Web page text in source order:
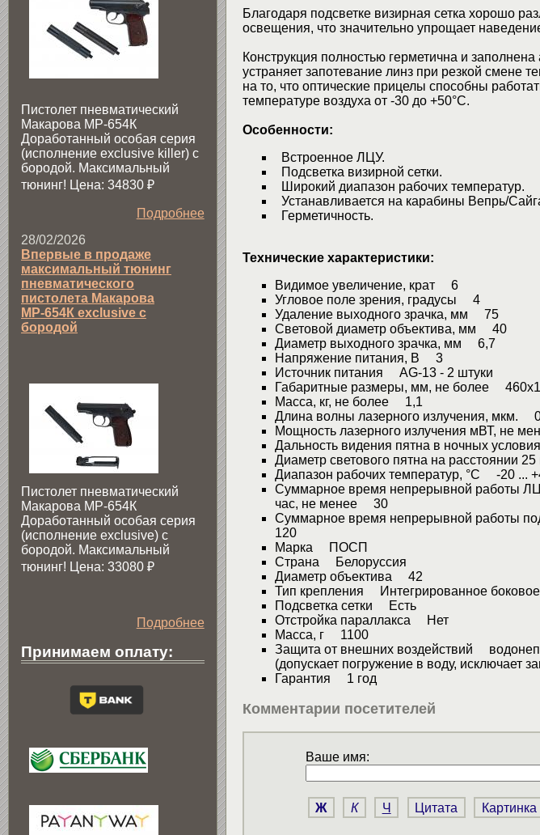
Благодаря подсветке визирная сетка хорошо
освещения, что значительно упрощает
Конструкция полностью герметична и
устраняет запотевание линз при резкой смене
на то, что оптические прицелы способны
температуре воздуха от -30 до +50°С.
Особенности:
Встроенное ЛЦУ.
Подсветка визирной сетки.
Широкий диапазон рабочих температур.
Устанавливается на карабины Вепрь/
Герметичность.
Технические характеристики:
Видимое увеличение, крат 6
Угловое поле зрения, градусы 4
Удаление выходного зрачка, мм 75
Световой диаметр объектива, мм 40
Диаметр выходного зрачка, мм 6,7
Напряжение питания, В 3
Источник питания AG-13 - 2 штуки
Габаритные размеры, мм, не более
Масса, кг, не более 1,1
Длина волны лазерного излучения, мкм.
Мощность лазерного излучения мВТ, не
Дальность видения пятна в ночных
Диаметр светового пятна на расстоянии
Диапазон рабочих температур, °С -20 ...
Суммарное время непрерывной работы
час, не менее 30
Суммарное время непрерывной работы
120
Марка ПОСП
Страна Белоруссия
Диаметр объектива 42
Тип крепления Интегрированное
Подсветка сетки Есть
Отстройка параллакса Нет
Масса, г 1100
Защита от внешних воздействий
(допускает погружение в воду, исключает
Гарантия 1 год
Комментарии посетителей
Ваше имя:
Ж К Ч Цитата Картинка
Пистолет пневматический
Макарова МР-654К
Доработанный особая серия
(исполнение exclusive killer) с
бородой. Максимальный
тюнинг! Цена: 34830 ₽
Подробнее
28/02/2026
Впервые в продаже
максимальный тюнинг
пневматического
пистолета Макарова
МР-654К exclusive с
бородой
Пистолет пневматический
Макарова МР-654К
Доработанный особая серия
(исполнение exclusive) c
бородой. Максимальный
тюнинг! Цена: 33080 ₽
Подробнее
Принимаем оплату: